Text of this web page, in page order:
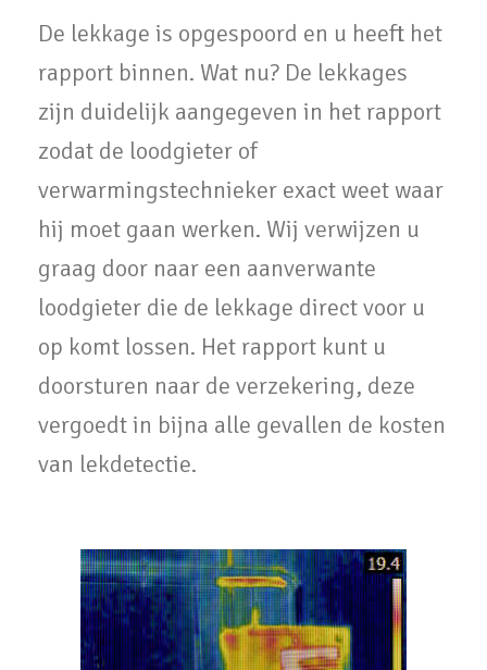
De lekkage is opgespoord en u heeft het
rapport binnen. Wat nu? De lekkages
zijn duidelijk aangegeven in het rapport
zodat de loodgieter of
verwarmingstechnieker exact weet waar
hij moet gaan werken. Wij verwijzen u
graag door naar een aanverwante
loodgieter die de lekkage direct voor u
op komt lossen. Het rapport kunt u
doorsturen naar de verzekering, deze
vergoedt in bijna alle gevallen de kosten
van lekdetectie.